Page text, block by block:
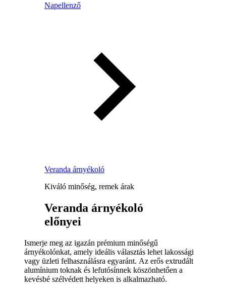
Napellenző
Veranda árnyékoló
Kiváló minőség, remek árak
Veranda árnyékoló
előnyei
Ismerje meg az igazán prémium minőségű
árnyékolónkat, amely ideális választás lehet lakossági
vagy üzleti felhasználásra egyaránt. Az erős extrudált
alumínium toknak és lefutósínnek köszönhetően a
kevésbé szélvédett helyeken is alkalmazható.